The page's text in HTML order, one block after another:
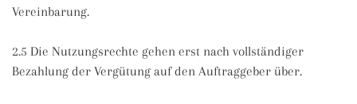
Vereinbarung.
2.5 Die Nutzungsrechte gehen erst nach vollständiger
Bezahlung der Vergütung auf den Auftraggeber über.